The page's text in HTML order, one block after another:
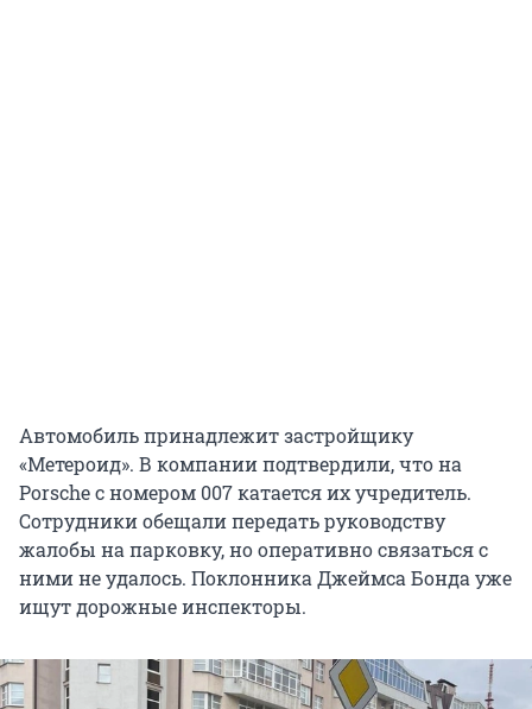
Автомобиль принадлежит застройщику
«Метероид». В компании подтвердили, что на
Porsche с номером 007 катается их учредитель.
Сотрудники обещали передать руководству
жалобы на парковку, но оперативно связаться с
ними не удалось. Поклонника Джеймса Бонда уже
ищут дорожные инспекторы.